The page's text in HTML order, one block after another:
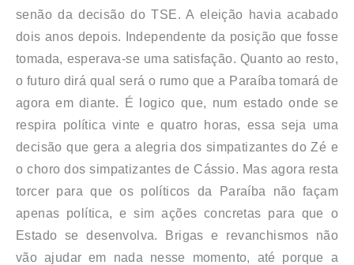
senão da decisão do TSE. A eleição havia acabado
dois anos depois. Independente da posição que fosse
tomada, esperava-se uma satisfação. Quanto ao resto,
o futuro dirá qual será o rumo que a Paraíba tomará de
agora em diante. É logico que, num estado onde se
respira política vinte e quatro horas, essa seja uma
decisão que gera a alegria dos simpatizantes do Zé e
o choro dos simpatizantes de Cássio. Mas agora resta
torcer para que os políticos da Paraíba não façam
apenas política, e sim ações concretas para que o
Estado se desenvolva. Brigas e revanchismos não
vão ajudar em nada nesse momento, até porque a